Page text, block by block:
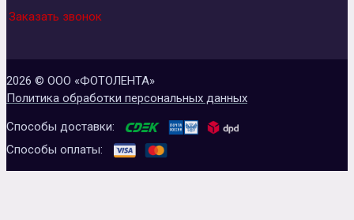
Заказать звонок
2026 © ООО «ФОТОЛЕНТА»
Политика обработки персональных данных
Способы доставки:
Способы оплаты: